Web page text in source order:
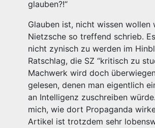
glauben?!“
Glauben ist, nicht wissen wollen
Nietzsche so treffend schrieb.
nicht zynisch zu werden im
Ratschlag, die SZ “kritisch zu
Machwerk wird doch
gelesen, denen man eigentlich
an Intelligenz zuschreiben
mich, wie dort Propaganda
Artikel ist trotzdem sehr